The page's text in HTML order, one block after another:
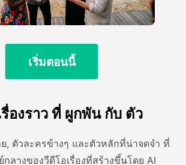
เริ่มตอนนี้
รื่องราว ที่ ผูกพัน กับ ตัว
, ตัวละครข้างๆ และตัวหลักที่น่าจดจํา ที่
กลางของวีดีโอเรื่องที่สร้างขึ้นโดย AI